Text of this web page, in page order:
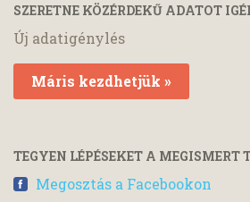
SZERETNE KÖZÉRDEKŰ ADATOT
Új adatigénylés
Máris kezdhetjük »
TEGYEN LÉPÉSEKET A
Megosztás a Facebookon